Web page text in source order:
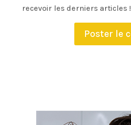
recevoir les derniers articles !